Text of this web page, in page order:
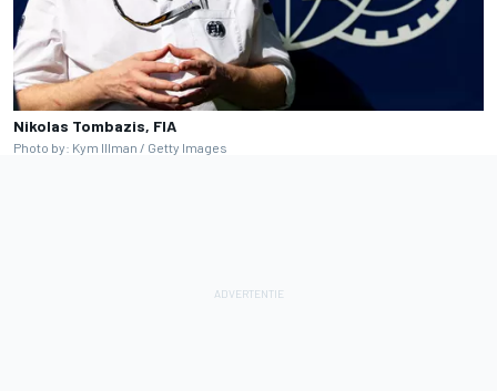
Nikolas Tombazis, FIA
Photo by: Kym Illman / Getty Images